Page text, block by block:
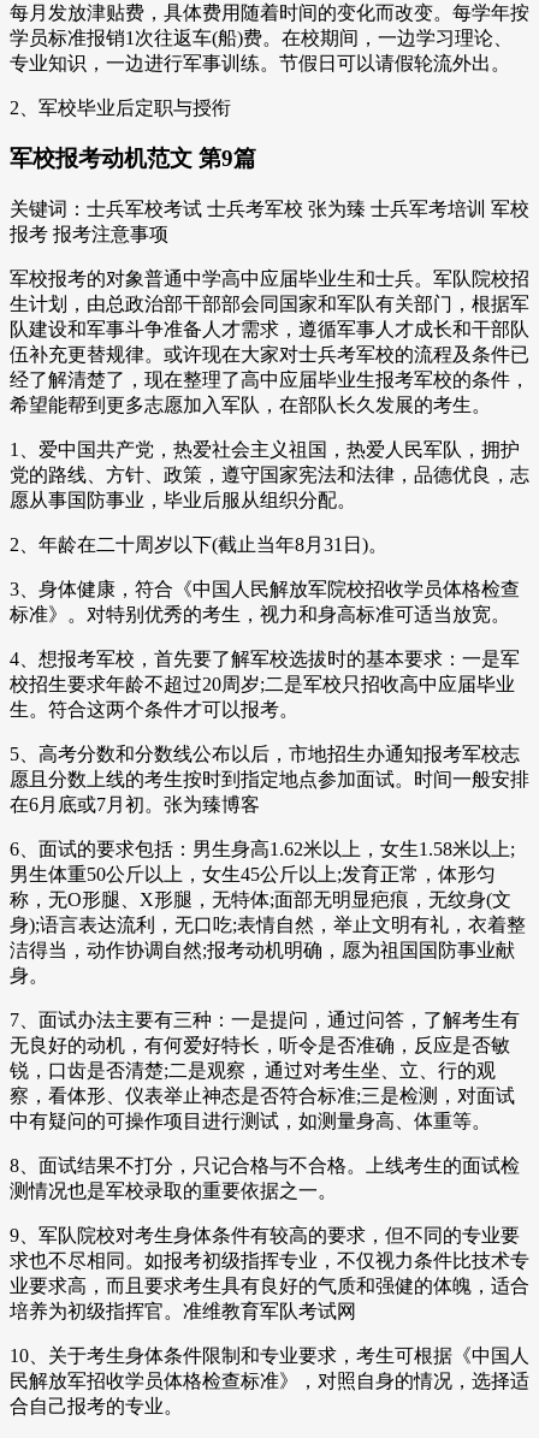
每月发放津贴费，具体费用随着时间的变化而改变。每学年按
学员标准报销1次往返车(船)费。在校期间，一边学习理论、
专业知识，一边进行军事训练。节假日可以请假轮流外出。
2、军校毕业后定职与授衔
军校报考动机范文 第9篇
关键词：士兵军校考试 士兵考军校 张为臻 士兵军考培训 军校
报考 报考注意事项
军校报考的对象普通中学高中应届毕业生和士兵。军队院校招
生计划，由总政治部干部部会同国家和军队有关部门，根据军
队建设和军事斗争准备人才需求，遵循军事人才成长和干部队
伍补充更替规律。或许现在大家对士兵考军校的流程及条件已
经了解清楚了，现在整理了高中应届毕业生报考军校的条件，
希望能帮到更多志愿加入军队，在部队长久发展的考生。
1、爱中国共产党，热爱社会主义祖国，热爱人民军队，拥护
党的路线、方针、政策，遵守国家宪法和法律，品德优良，志
愿从事国防事业，毕业后服从组织分配。
2、年龄在二十周岁以下(截止当年8月31日)。
3、身体健康，符合《中国人民解放军院校招收学员体格检查
标准》。对特别优秀的考生，视力和身高标准可适当放宽。
4、想报考军校，首先要了解军校选拔时的基本要求：一是军
校招生要求年龄不超过20周岁;二是军校只招收高中应届毕业
生。符合这两个条件才可以报考。
5、高考分数和分数线公布以后，市地招生办通知报考军校志
愿且分数上线的考生按时到指定地点参加面试。时间一般安排
在6月底或7月初。张为臻博客
6、面试的要求包括：男生身高1.62米以上，女生1.58米以上;
男生体重50公斤以上，女生45公斤以上;发育正常，体形匀
称，无O形腿、X形腿，无特体;面部无明显疤痕，无纹身(文
身);语言表达流利，无口吃;表情自然，举止文明有礼，衣着整
洁得当，动作协调自然;报考动机明确，愿为祖国国防事业献
身。
7、面试办法主要有三种：一是提问，通过问答，了解考生有
无良好的动机，有何爱好特长，听令是否准确，反应是否敏
锐，口齿是否清楚;二是观察，通过对考生坐、立、行的观
察，看体形、仪表举止神态是否符合标准;三是检测，对面试
中有疑问的可操作项目进行测试，如测量身高、体重等。
8、面试结果不打分，只记合格与不合格。上线考生的面试检
测情况也是军校录取的重要依据之一。
9、军队院校对考生身体条件有较高的要求，但不同的专业要
求也不尽相同。如报考初级指挥专业，不仅视力条件比技术专
业要求高，而且要求考生具有良好的气质和强健的体魄，适合
培养为初级指挥官。准维教育军队考试网
10、关于考生身体条件限制和专业要求，考生可根据《中国人
民解放军招收学员体格检查标准》，对照自身的情况，选择适
合自己报考的专业。